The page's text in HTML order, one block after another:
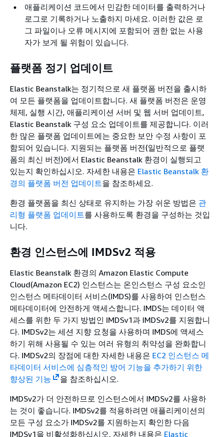
애플리케이션 코드에서 민감한 데이터를 출력하거나
로그로 기록하거나 노출하지 마세요. 이러한 값은 로
그 파일이나 오류 메시지에 포함되어 권한 없는 사용
자가 보게 될 위험이 있습니다.
플랫폼 정기 업데이트
Elastic Beanstalk는 정기적으로 새 플랫폼 버전을 출시하
여 모든 플랫폼을 업데이트합니다. 새 플랫폼 버전은 운영
체제, 실행 시간, 애플리케이션 서버 및 웹 서버 업데이트,
Elastic Beanstalk 구성 요소 업데이트를 제공합니다. 이러
한 많은 플랫폼 업데이트에는 중요한 보안 수정 사항이 포
함되어 있습니다. 지원되는 플랫폼 버전(일반적으로 플랫
폼의 최신 버전)에서 Elastic Beanstalk 환경이 실행되고
있는지 확인하십시오. 자세한 내용은 Elastic Beanstalk 환
경의 플랫폼 버전 업데이트을 참조하세요.
환경 플랫폼을 최신 상태로 유지하는 가장 쉬운 방법은 관
리형 플랫폼 업데이트를 사용하도록 환경을 구성하는 것입
니다.
환경 인스턴스에 IMDSv2 적용
Elastic Beanstalk 환경의 Amazon Elastic Compute
Cloud(Amazon EC2) 인스턴스는 온인스턴스 구성 요소인
인스턴스 메타데이터 서비스(IMDS)를 사용하여 인스턴스
메타데이터에 안전하게 액세스합니다. IMDS는 데이터 액
세스를 위한 두 가지 방법인 IMDSv1과 IMDSv2를 지원합니
다. IMDSv2는 세션 지향 요청을 사용하며 IMDS에 액세스
하기 위해 사용될 수 있는 여러 유형의 취약성을 완화합니
다. IMDSv2의 장점에 대한 자세한 내용은 EC2 인스턴스 메
타데이터 서비스에 심층적인 방어 기능을 추가하기 위한
향상된 기능
을 참조하십시오.
IMDSv2가 더 안전하므로 인스턴스에서 IMDSv2를 사용하
는 것이 좋습니다. IMDSv2를 적용하려면 애플리케이션의
모든 구성 요소가 IMDSv2를 지원하는지 확인한 다음
IMDSv1을 비활성화하십시오. 자세한 내용은 Elastic